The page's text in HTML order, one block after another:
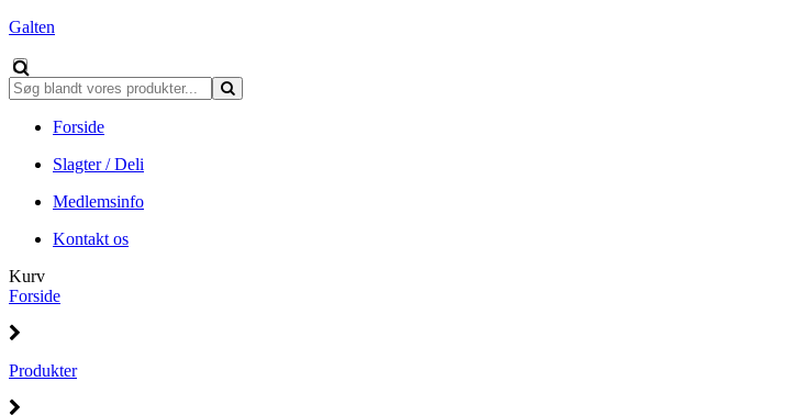
Galten
Forside
Slagter / Deli
Medlemsinfo
Kontakt os
Kurv
Forside
Produkter